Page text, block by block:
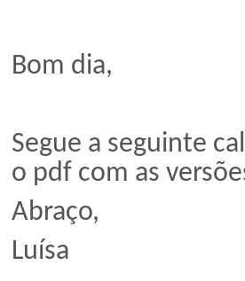
Bom dia,
Segue a seguinte
o pdf com as
Abraço,
Luísa